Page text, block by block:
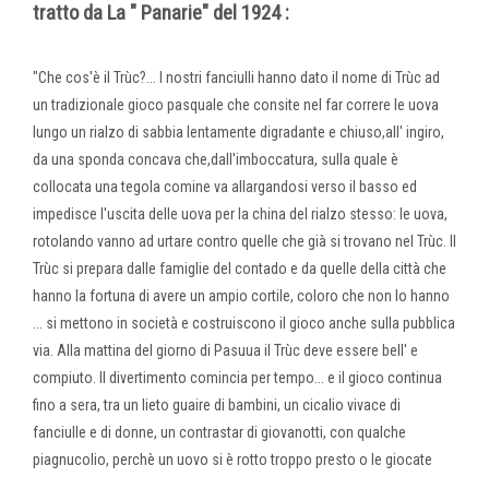
tratto da La " Panarie" del 1924 :
"Che cos'è il Trùc?... I nostri fanciulli hanno dato il nome di Trùc ad
un tradizionale gioco pasquale che consite nel far correre le uova
lungo un rialzo di sabbia lentamente digradante e chiuso,all' ingiro,
da una sponda concava che,dall'imboccatura, sulla quale è
collocata una tegola comine va allargandosi verso il basso ed
impedisce l'uscita delle uova per la china del rialzo stesso: le uova,
rotolando vanno ad urtare contro quelle che già si trovano nel Trùc. Il
Trùc si prepara dalle famiglie del contado e da quelle della città che
hanno la fortuna di avere un ampio cortile, coloro che non lo hanno
... si mettono in società e costruiscono il gioco anche sulla pubblica
via. Alla mattina del giorno di Pasuua il Trùc deve essere bell' e
compiuto. Il divertimento comincia per tempo... e il gioco continua
fino a sera, tra un lieto guaire di bambini, un cicalio vivace di
fanciulle e di donne, un contrastar di giovanotti, con qualche
piagnucolio, perchè un uovo si è rotto troppo presto o le giocate